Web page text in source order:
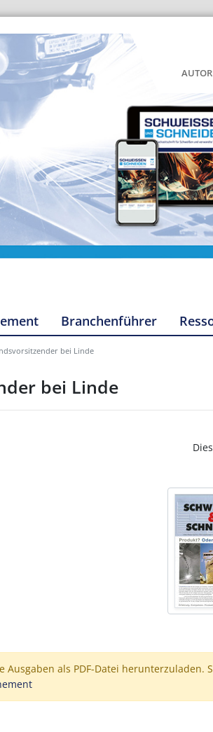
Branchenführer
bei Linde
bei Linde
als PDF-Datei herunterzuladen.